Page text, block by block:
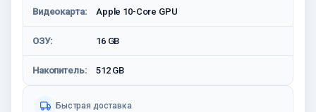
Видеокарта: Apple 10-Core GPU
ОЗУ: 16 GB
Накопитель: 512 GB
Быстрая доставка